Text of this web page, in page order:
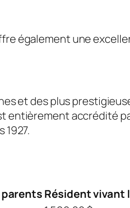
également une
et des plus
entièrement accrédité
parentsRésident vivant